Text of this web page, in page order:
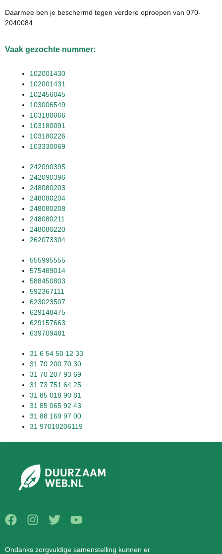
Daarmee ben je beschermd tegen verdere oproepen van 070-
2040084.
Vaak gezochte nummer:
102001430
102001431
102456045
103006549
103180066
103180091
103180226
103330069
242090395
242090396
248080203
248080204
248080208
248080211
248080220
262073304
555995555
575489014
588450803
592367111
623023507
629148475
629157663
639709481
31 6 54 50 12 33
31 70 200 70 30
31 70 207 93 69
31 73 751 64 25
31 85 018 90 81
31 85 065 92 43
31 88 169 97 00
31 97010206119
Ondanks zorgvuldige samenstelling kunnen er